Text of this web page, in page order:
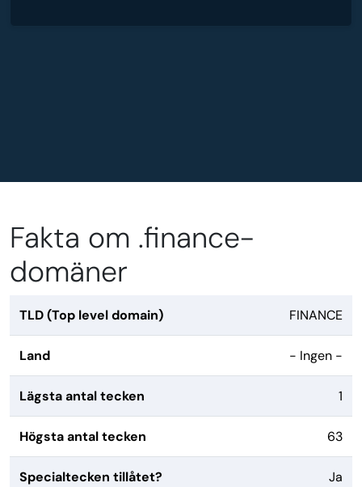
Fakta om .finance-
domäner
TLD (Top level domain) FINANCE
Land - Ingen -
Lägsta antal tecken 1
Högsta antal tecken 63
Specialtecken tillåtet? Ja